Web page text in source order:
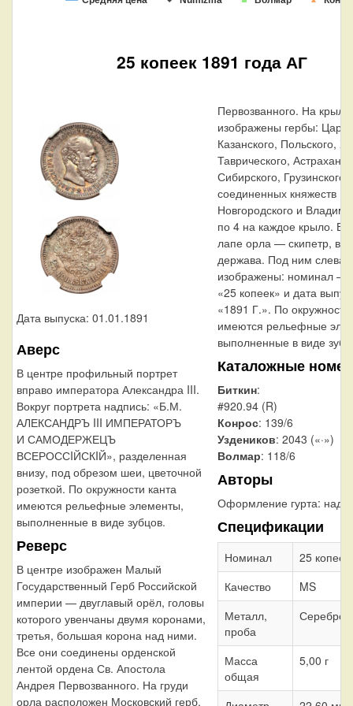
25 копеек 1891 года АГ
Дата выпуска: 01.01.1891
Аверс
В центре профильный портрет
вправо императора Александра III.
Вокруг портрета надпись: «Б.М.
АЛЕКСАНДРЪ III ИМПЕРАТОРЪ
И САМОДЕРЖЕЦЪ
ВСЕРОССIЙСКIЙ», разделенная
внизу, под обрезом шеи, цветочной
розеткой. По окружности канта
имеются рельефные элементы,
выполненные в виде зубцов.
Реверс
В центре изображен Малый
Государственный Герб Российской
империи — двуглавый орёл, головы
которого увенчаны двумя коронами,
третья, большая корона над ними.
Все они соединены орденской
лентой ордена Св. Апостола
Андрея Первозванного. На груди
орла расположен Московский герб,
Первозванного. На
изображены гербы:
Казанского, Польского,
Таврического,
Сибирского, Грузинского
соединенных княжеств
Новгородского и
по 4 на каждое крыло. В
лапе орла — скипетр, в
держава. Под ним слева
изображены: номинал —
«25 копеек» и дата
«1891 Г.». По окружности
имеются рельефные
выполненные в виде
Каталожные
Биткин:
#920.94 (R)
Конрос: 139/6
Уздеников: 2043 («·»)
Волмар: 118/6
Авторы
Оформление гурта:
Спецификации
Номинал
25 копеек
Качество
MS
Металл,
проба
Серебро
Масса
общая
5,00 г